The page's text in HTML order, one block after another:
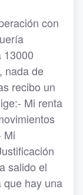
con
13000
nada de
recibo un
Mi renta
Mi
salido el
que hay una